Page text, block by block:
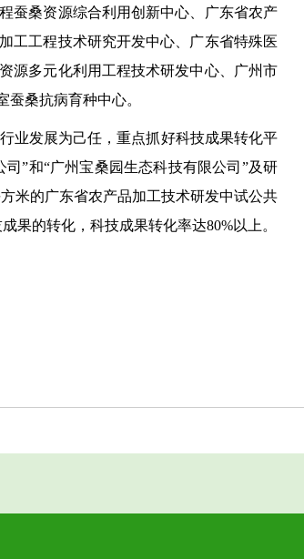
蚕桑资源综合利用创新中心、广东省农产
工工程技术研究开发中心、广东省特殊医
源多元化利用工程技术研发中心、广州市
桑抗病育种中心。
发展为己任，重点抓好科技成果转化平
”和“广州宝桑园生态科技有限公司”及研
米的广东省农产品加工技术研发中试公共
果的转化，科技成果转化率达80%以上。